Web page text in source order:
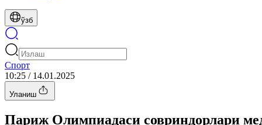
ўзб
Спорт
10:25 / 14.01.2025
Уланиш
Париж Олимпиадаси совриндорлари